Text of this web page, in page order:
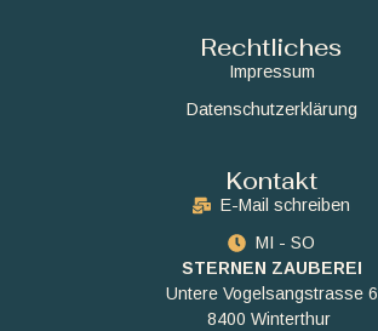
Rechtliches
Impressum
Datenschutzerklärung
Kontakt
E-Mail schreiben
MI - SO
STERNEN ZAUBEREI
Untere Vogelsangstrasse 6
8400 Winterthur